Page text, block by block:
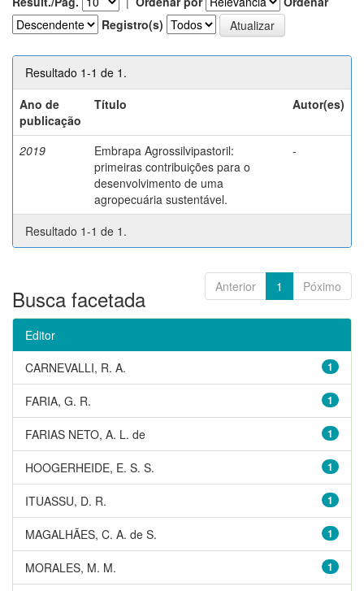
Registro(s)
Resultado 1-1 de 1.
Ano de
publicação
Título Autor(es)
2019
Embrapa Agrossilvipastoril:
primeiras contribuições para o
desenvolvimento de uma
agropecuária sustentável.
-
Resultado 1-1 de 1.
Anterior 1 Póximo
Busca facetada
Editor
1
CARNEVALLI, R. A.
1
FARIA, G. R.
1
FARIAS NETO, A. L. de
1
HOOGERHEIDE, E. S. S.
1
ITUASSU, D. R.
1
MAGALHÃES, C. A. de S.
1
MORALES, M. M.